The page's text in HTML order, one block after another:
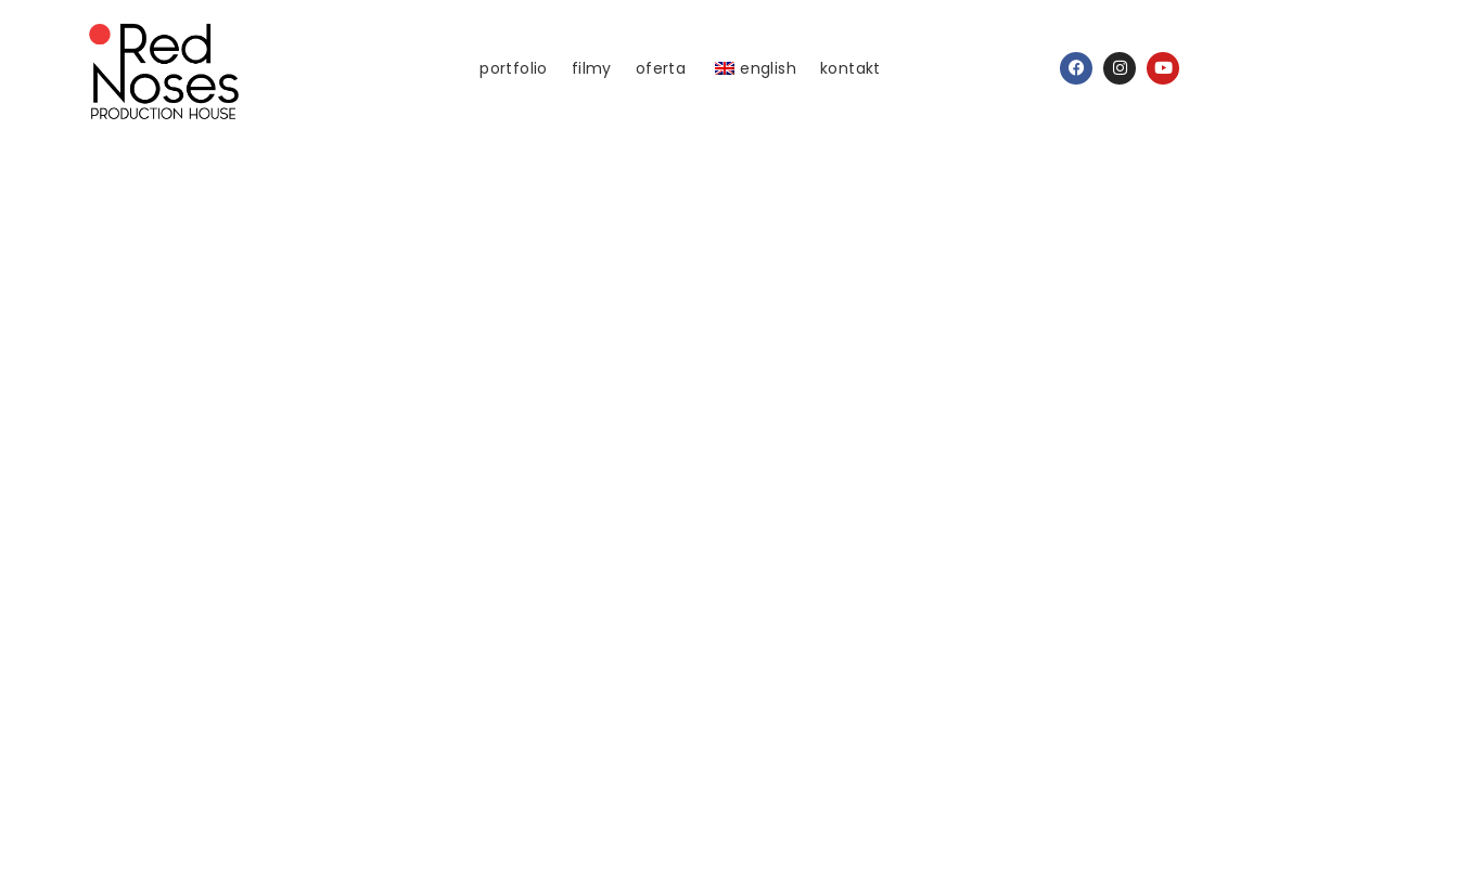
portfolio filmy oferta english kontakt